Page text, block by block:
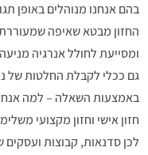
בהם אנחנו מנוהלים באופן
החזון מבטא שאיפה
ומסייעת לחולל אנרגיה
גם ככלי לקבלת החלטות של
באמצעות השאלה – למה
חזון אישי וחזון מקצועי
לכן סדנאות, קבוצות ועסקים